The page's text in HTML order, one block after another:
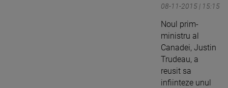
08-11-2015 | 15:15
Noul prim-
ministru al
Canadei, Justin
Trudeau, a
reusit sa
infiinteze unul